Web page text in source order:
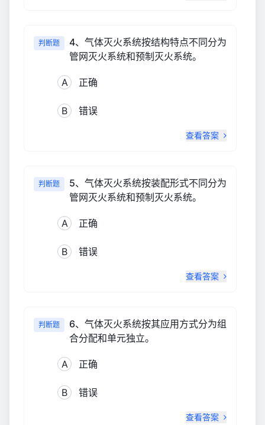
判断题
4、气体灭火系统按结构特点不同分为
管网灭火系统和预制灭火系统。
A 正确
B 错误
查看答案
判断题
5、气体灭火系统按装配形式不同分为
管网灭火系统和预制灭火系统。
A 正确
B 错误
查看答案
判断题
6、气体灭火系统按其应用方式分为组
合分配和单元独立。
A 正确
B 错误
查看答案